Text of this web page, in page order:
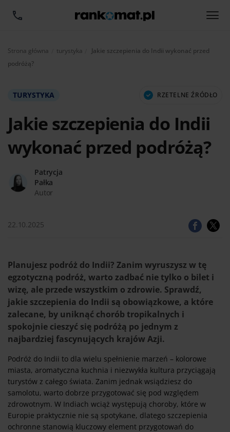
Strona główna turystyka Aktualnie:
Jakie szczepienia do Indii wykonać przed
podróżą?
TURYSTYKA RZETELNE ŹRÓDŁO
Jakie szczepienia do Indii
wykonać przed podróżą?
Patrycja
Pałka
Autor
22.10.2025
Planujesz podróż do Indii? Zanim wyruszysz w tę
egzotyczną podróż, warto zadbać nie tylko o bilet i
wizę, ale przede wszystkim o zdrowie. Sprawdź,
jakie szczepienia do Indii są obowiązkowe, a które
zalecane, by uniknąć chorób tropikalnych i
spokojnie cieszyć się podróżą po jednym z
najbardziej fascynujących krajów Azji.
Podróż do Indii to dla wielu spełnienie marzeń – kolorowe
miasta, aromatyczna kuchnia i niezwykła kultura przyciągają
turystów z całego świata. Zanim jednak wsiądziesz do
samolotu, warto dobrze przygotować się pod względem
zdrowotnym. W Indiach wciąż występują choroby, które w
Europie praktycznie nie są spotykane, dlatego szczepienia
ochronne stanowią kluczowy element przygotowań do